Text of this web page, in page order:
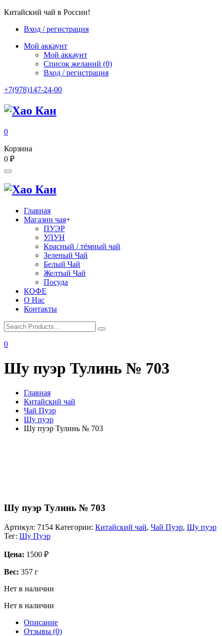
Китайский чай в России!
Вход / регистрация
Мой аккаунт
Мой аккаунт
Список желаний (0)
Вход / регистрация
+7(978)147-24-00
0
Корзина
0 ₽
Главная
Магазин чая+
ПУЭР
УЛУН
Красный / тёмный чай
Зеленый Чай
Белый Чай
Желтый Чай
Посуда
КОФЕ
О Нас
Контакты
0
Шу пуэр Тулинь № 703
Главная
Китайский чай
Чай Пуэр
Шу пуэр
Шу пуэр Тулинь № 703
Шу пуэр Тулинь № 703
Артикул: 7154 Категории: Китайский чай, Чай Пуэр, Шу пуэр
Тег: Шу Пуэр
Цена: 1500 ₽
Вес: 357 г
Нет в наличии
Нет в наличии
Описание
Отзывы (0)